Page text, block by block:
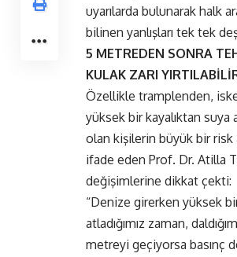
uyarılarda bulunarak halk
bilinen yanlışları tek tek
5 METREDEN SONRA
KULAK ZARI
Özellikle tramplenden,
yüksek bir kayalıktan suya
olan kişilerin büyük bir risk
ifade eden Prof. Dr. Atilla
değişimlerine dikkat çekti:
“Denize girerken yüksek
atladığımız zaman,
metreyi geçiyorsa basınç